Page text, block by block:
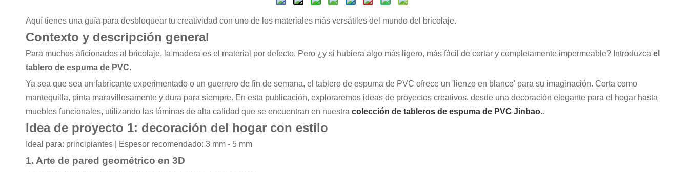
Aquí tienes una guía para desbloquear tu creatividad con uno de los materiales más versátiles del mundo del bricolaje.
Contexto y descripción general
Para muchos aficionados al bricolaje, la madera es el material por defecto. Pero ¿y si hubiera algo más ligero, más fácil de cortar y completamente impermeable? Introduzca el
tablero de espuma de PVC.
Ya sea que sea un fabricante experimentado o un guerrero de fin de semana, el tablero de espuma de PVC ofrece un 'lienzo en blanco' para su imaginación. Corta como
mantequilla, pinta maravillosamente y dura para siempre. En esta publicación, exploraremos ideas de proyectos creativos, desde una decoración elegante para el hogar hasta
muebles funcionales, utilizando las láminas de alta calidad que se encuentran en nuestra colección de tableros de espuma de PVC Jinbao..
Idea de proyecto 1: decoración del hogar con estilo
Ideal para: principiantes | Espesor recomendado: 3 mm - 5 mm
1. Arte de pared geométrico en 3D